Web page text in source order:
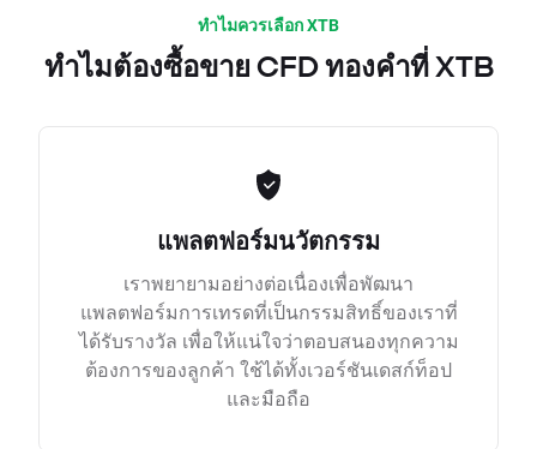
ทำไมควรเลือก XTB
ทำไมต้องซื้อขาย CFD ทองคำที่ XTB
แพลตฟอร์มนวัตกรรม
เราพยายามอย่างต่อเนื่องเพื่อพัฒนา
แพลตฟอร์มการเทรดที่เป็นกรรมสิทธิ์ของเราที่
ได้รับรางวัล เพื่อให้แน่ใจว่าตอบสนองทุกความ
ต้องการของลูกค้า ใช้ได้ทั้งเวอร์ชันเดสก์ท็อป
และมือถือ